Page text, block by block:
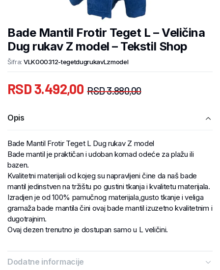
Bade Mantil Frotir Teget L – Veličina
Dug rukav Z model – Tekstil Shop
Šifra: VLK000312-tegetdugrukavLzmodel
RSD3.880,00
RSD3.492,00
Opis
Bade Mantil Frotir Teget L Dug rukav Z model
Bade mantil je praktičan i udoban komad odeće za plažu ili
bazen.
Kvalitetni materijali od kojeg su napravljeni čine da naš bade
mantil jedinstven na tržištu po gustini tkanja i kvalitetu materijala.
Izradjen je od 100% pamučnog materijala,gusto tkanje i veliga
gramaža bade mantila čini ovaj bade mantil izuzetno kvalitetnim i
dugotrajnim.
Ovaj dezen trenutno je dostupan samo u L veličini.
Dodatne informacije